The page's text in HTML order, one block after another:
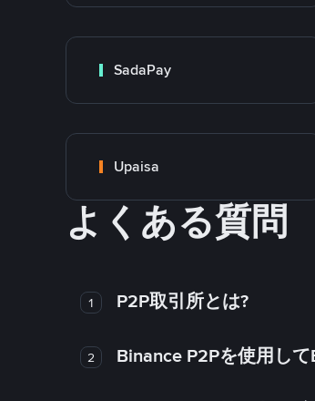
SadaPay
Upaisa
よくある質問
1 P2P取引所とは?
2 Binance P2Pを使用し